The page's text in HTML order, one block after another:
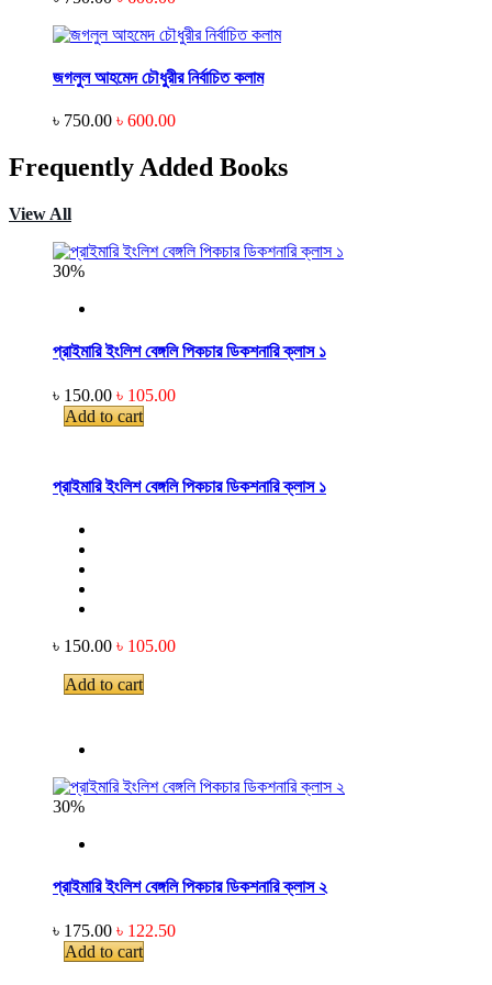
জগলুল আহমেদ চৌধুরীর নির্বাচিত কলাম
৳ 750.00 ৳ 600.00
Frequently Added Books
View All
30%
প্রাইমারি ইংলিশ বেঙ্গলি পিকচার ডিকশনারি ক্লাস ১
৳ 150.00 ৳ 105.00
Add to cart
প্রাইমারি ইংলিশ বেঙ্গলি পিকচার ডিকশনারি ক্লাস ১
৳ 150.00 ৳ 105.00
Add to cart
30%
প্রাইমারি ইংলিশ বেঙ্গলি পিকচার ডিকশনারি ক্লাস ২
৳ 175.00 ৳ 122.50
Add to cart